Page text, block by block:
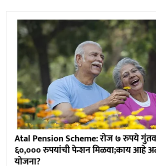
Atal Pension Scheme: रोज ७ रुपये
६०,००० रुपयांची पेन्शन मिळवा;काय आहे
योजना?